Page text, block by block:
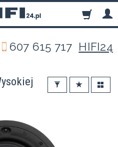
607 615 717 HIFI24